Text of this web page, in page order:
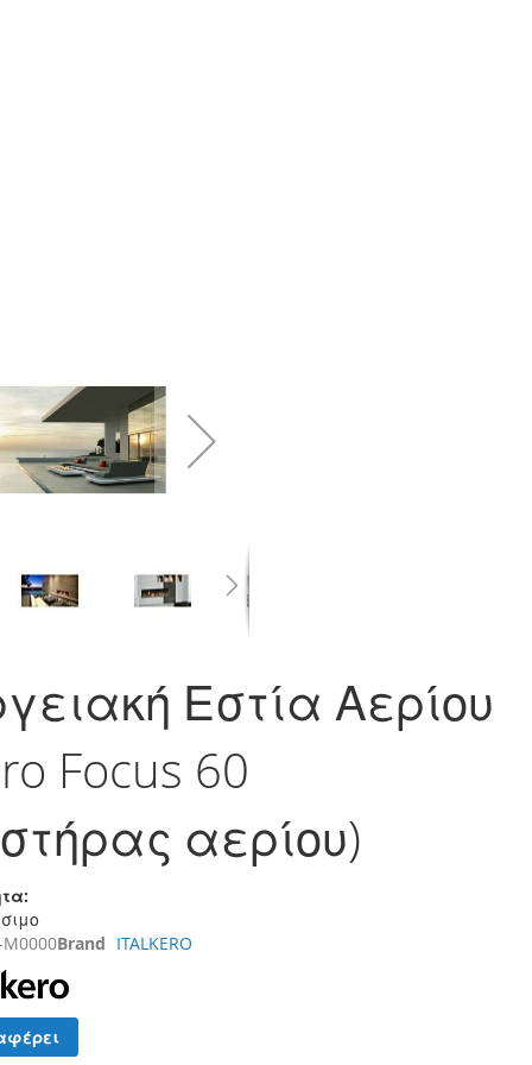
Εστία Αερίου
Focus 60
αερίου)
M0000Brand ITALKERO